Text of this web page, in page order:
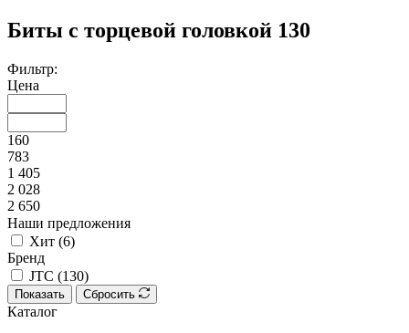
Биты с торцевой головкой 130
Фильтр:
Цена
160
783
1 405
2 028
2 650
Наши предложения
Хит (6)
Бренд
JTC (130)
Показать Сбросить
Каталог